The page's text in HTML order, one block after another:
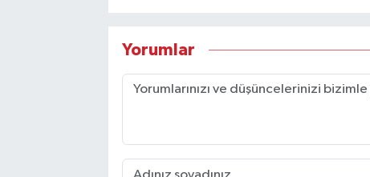
Yorumlar